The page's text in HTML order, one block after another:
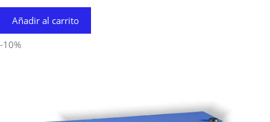
Añadir al carrito
-10%